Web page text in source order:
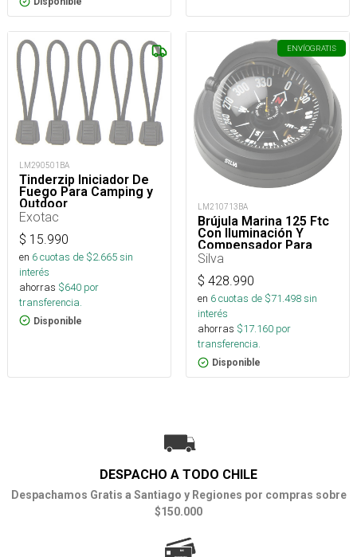
LM290501BA
Tinderzip Iniciador De
Fuego Para Camping y
Outdoor
Exotac
$ 15.990
en 6cuotas de $2.665sin
interés
ahorras $640 por
transferencia.
Disponible
ENVÍOGRATIS
LM210713BA
Brújula Marina 125 Ftc
Con Iluminación Y
Compensador Para
Embarcaciones
Silva
$ 428.990
en 6cuotas de $71.498sin
interés
ahorras $17.160 por
transferencia.
Disponible
DESPACHO A TODO CHILE
Despachamos Gratis a Santiago y Regiones por compras sobre
$150.000